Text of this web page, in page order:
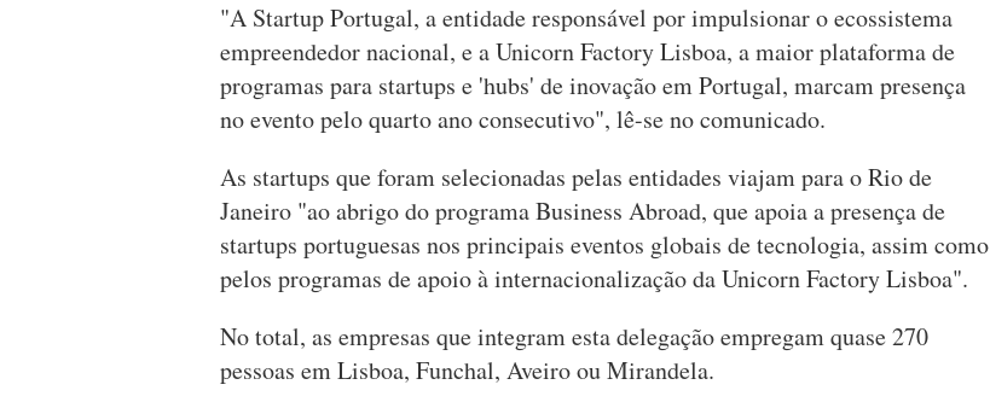
"A Startup Portugal, a entidade responsável por impulsionar o ecossistema
empreendedor nacional, e a Unicorn Factory Lisboa, a maior plataforma de
programas para startups e 'hubs' de inovação em Portugal, marcam presença
no evento pelo quarto ano consecutivo", lê-se no comunicado.
As startups que foram selecionadas pelas entidades viajam para o Rio de
Janeiro "ao abrigo do programa Business Abroad, que apoia a presença de
startups portuguesas nos principais eventos globais de tecnologia, assim como
pelos programas de apoio à internacionalização da Unicorn Factory Lisboa".
No total, as empresas que integram esta delegação empregam quase 270
pessoas em Lisboa, Funchal, Aveiro ou Mirandela.